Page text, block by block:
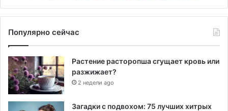
Популярно сейчас
Растение расторопша сгущает кровь или
разжижает?
2 недели ago
Загадки с подвохом: 75 лучших хитрых